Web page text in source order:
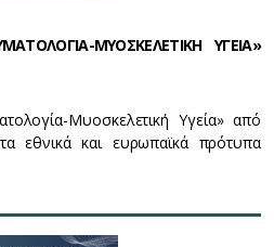
ΜΥΟΣΚΕΛΕΤΙΚΗ ΥΓΕΙΑ»
Μυοσκελετική Υγεία» από
και ευρωπαϊκά πρότυπα